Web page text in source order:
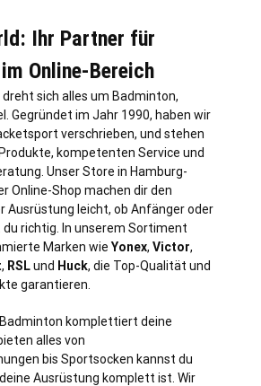
Ihr Partner für
Online-Bereich
dreht sich alles um Badminton,
Gegründet im Jahr 1990, haben wir
verschrieben, und stehen
kompetenten Service und
Unser Store in Hamburg-
Online-Shop machen dir den
Ausrüstung leicht, ob Anfänger oder
du richtig. In unserem Sortiment
Marken wie Yonex, Victor,
, RSLund Huck, die Top-Qualität und
garantieren.
komplettiert deine
alles von
bis Sportsocken kannst du
Ausrüstung komplett ist. Wir